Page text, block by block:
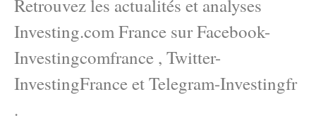
Retrouvez les actualités et analyses
Investing.com France sur Facebook-
Investingcomfrance , Twitter-
InvestingFrance et Telegram-Investingfr
.